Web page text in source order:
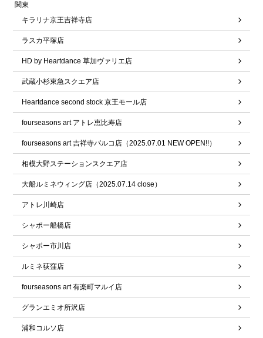
関東
キラリナ京王吉祥寺店
ラスカ平塚店
HD by Heartdance 草加ヴァリエ店
武蔵小杉東急スクエア店
Heartdance second stock 京王モール店
fourseasons art アトレ恵比寿店
fourseasons art 吉祥寺パルコ店（2025.07.01 NEW OPEN!!）
相模大野ステーションスクエア店
大船ルミネウィング店（2025.07.14 close）
アトレ川崎店
シャポー船橋店
シャポー市川店
ルミネ荻窪店
fourseasons art 有楽町マルイ店
グランエミオ所沢店
浦和コルソ店